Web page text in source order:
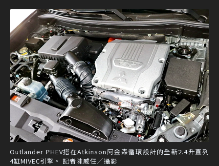
Outlander PHEV搭在Atkinson阿金森循環設計的全新2.4升直列
4缸MIVEC引擎。 記者陳威任／攝影